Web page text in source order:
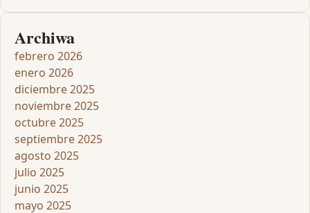
Archiwa
febrero 2026
enero 2026
diciembre 2025
noviembre 2025
octubre 2025
septiembre 2025
agosto 2025
julio 2025
junio 2025
mayo 2025